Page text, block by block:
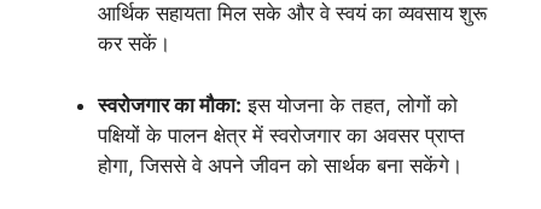
आर्थिक सहायता मिल सके और वे स्वयं का व्यवसाय शुरू
कर सकें।
स्वरोजगार का मौका: इस योजना के तहत, लोगों को
पक्षियों के पालन क्षेत्र में स्वरोजगार का अवसर प्राप्त
होगा, जिससे वे अपने जीवन को सार्थक बना सकेंगे।